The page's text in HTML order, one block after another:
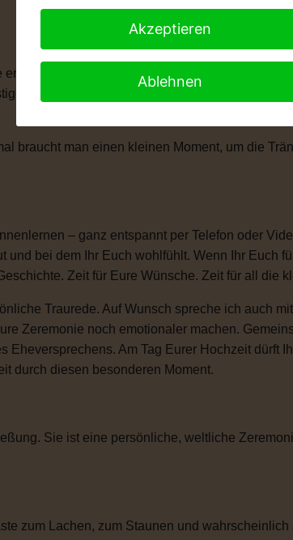
Eure Liebesgeschichte. Von Eurem
Anekdoten, besonderen Erinnerungen und
braucht man einen kleinen Moment, um die
– ganz entspannt per Telefon oder
und bei dem Ihr Euch wohlfühlt. Wenn Ihr Euch
Zeit für Eure Wünsche. Zeit für all die
Traurede. Auf Wunsch spreche ich auch
Zeremonie noch emotionaler machen.
Eheversprechens. Am Tag Eurer Hochzeit
durch diesen besonderen Moment.
Sie ist eine persönliche, weltliche
zum Lachen, zum Staunen und
Akzeptieren
Ablehnen